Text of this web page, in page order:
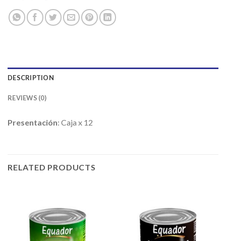
DESCRIPTION
REVIEWS (0)
Presentación: Caja x 12
RELATED PRODUCTS